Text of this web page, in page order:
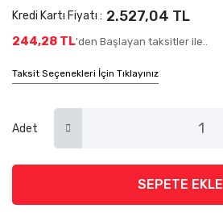
Kredi Kartı Fiyatı : 2.527,04 TL
244,28 TL'den Başlayan taksitler ile..
Taksit Seçenekleri İçin Tıklayınız
Adet
SEPETE EKLE